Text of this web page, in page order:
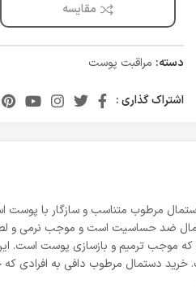
مقایسه
دسته: مراقبت پوست
اشتراک گذاری :
مرطوب متناسب و سازگار با
دستمال مرطوب دافی به افرادی